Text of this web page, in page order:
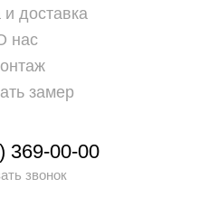
369-00-00
звонок
доставка
нас
замер